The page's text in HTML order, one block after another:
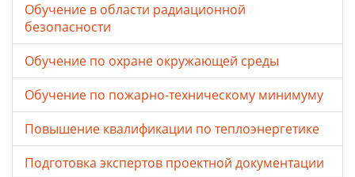
Обучение в области радиационной
безопасности
Обучение по охране окружающей среды
Обучение по пожарно-техническому минимуму
Повышение квалификации по теплоэнергетике
Подготовка экспертов проектной документации